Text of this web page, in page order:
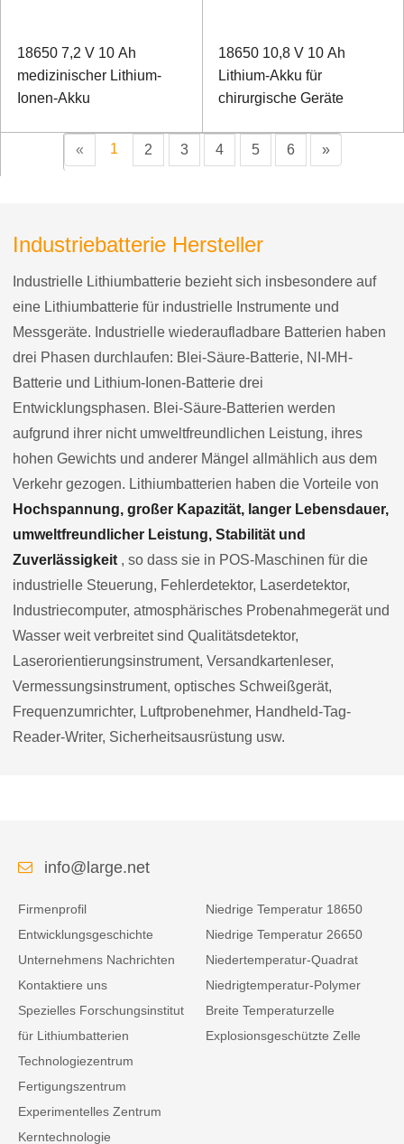
18650 7,2 V 10 Ah
medizinischer Lithium-
Ionen-Akku
18650 10,8 V 10 Ah
Lithium-Akku für
chirurgische Geräte
« 1 2 3 4 5 6 »
Industriebatterie Hersteller
Industrielle Lithiumbatterie bezieht sich insbesondere auf
eine Lithiumbatterie für industrielle Instrumente und
Messgeräte. Industrielle wiederaufladbare Batterien haben
drei Phasen durchlaufen: Blei-Säure-Batterie, NI-MH-
Batterie und Lithium-Ionen-Batterie drei
Entwicklungsphasen. Blei-Säure-Batterien werden
aufgrund ihrer nicht umweltfreundlichen Leistung, ihres
hohen Gewichts und anderer Mängel allmählich aus dem
Verkehr gezogen. Lithiumbatterien haben die Vorteile von
Hochspannung, großer Kapazität, langer Lebensdauer,
umweltfreundlicher Leistung, Stabilität und
Zuverlässigkeit , so dass sie in POS-Maschinen für die
industrielle Steuerung, Fehlerdetektor, Laserdetektor,
Industriecomputer, atmosphärisches Probenahmegerät und
Wasser weit verbreitet sind Qualitätsdetektor,
Laserorientierungsinstrument, Versandkartenleser,
Vermessungsinstrument, optisches Schweißgerät,
Frequenzumrichter, Luftprobenehmer, Handheld-Tag-
Reader-Writer, Sicherheitsausrüstung usw.
info@large.net
Firmenprofil
Entwicklungsgeschichte
Unternehmens Nachrichten
Kontaktiere uns
Spezielles Forschungsinstitut
für Lithiumbatterien
Technologiezentrum
Fertigungszentrum
Experimentelles Zentrum
Kerntechnologie
Niedrige Temperatur 18650
Niedrige Temperatur 26650
Niedertemperatur-Quadrat
Niedrigtemperatur-Polymer
Breite Temperaturzelle
Explosionsgeschützte Zelle